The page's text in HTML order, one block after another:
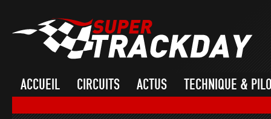
ACCUEIL CIRCUITS ACTUS TECHNIQUE &